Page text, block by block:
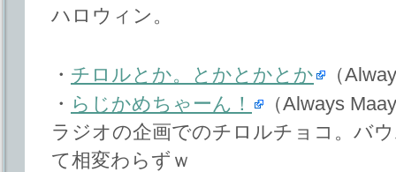
ハロウィン。
・ チロルとか。とかとかとか
（
・ らじかめちゃーん！
（Always
ラジオの企画でのチロルチョコ。バ
て相変わらずｗ